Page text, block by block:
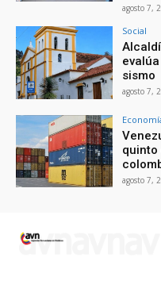
agosto 7,
Social
sismo
agosto 7,
agosto 7,